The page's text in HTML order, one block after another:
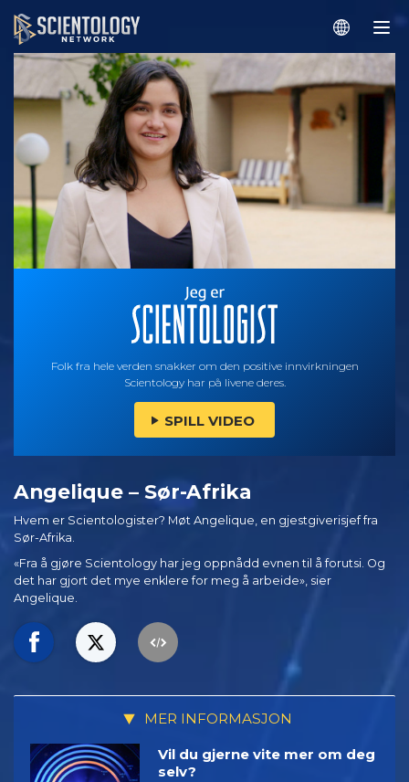
Folk fra hele verden snakker om den positive innvirkningen
Scientology har på livene deres.
SPILL VIDEO
Angelique – Sør-Afrika
Hvem er Scientologister? Møt Angelique, en gjestgiverisjef fra
Sør-Afrika.
«Fra å gjøre Scientology har jeg oppnådd evnen til å forutsi. Og
det har gjort det mye enklere for meg å arbeide», sier
Angelique.
MER INFORMASJON
Vil du gjerne vite mer om deg
selv?